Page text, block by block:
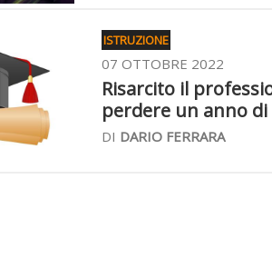
ISTRUZIONE
07 OTTOBRE 2022
Risarcito il
perdere un anno
DI DARIO FERRARA